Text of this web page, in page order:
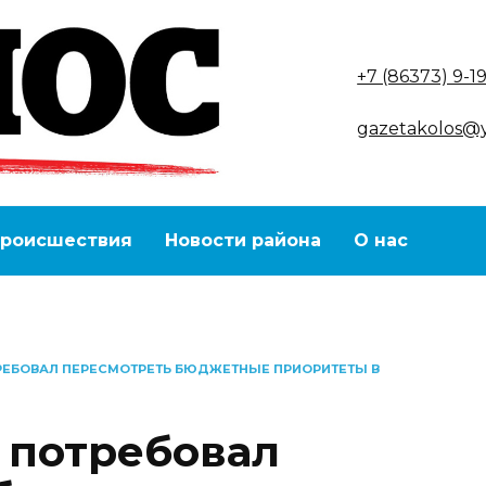
+7 (86373) 9-
Новости района О нас
ПЕРЕСМОТРЕТЬ БЮДЖЕТНЫЕ ПРИОРИТЕТЫ В